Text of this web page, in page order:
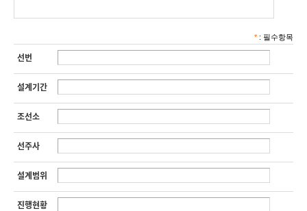
* : 필수항목
선번
설계기간
조선소
선주사
설계범위
진행현황